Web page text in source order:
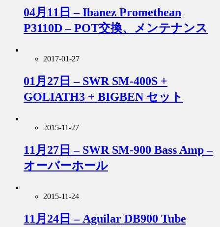
04月11日 – Ibanez Promethean
P3110D – POT交換、メンテナンス
2017-01-27
01月27日 – SWR SM-400S +
GOLIATH3 + BIGBEN セット
2015-11-27
11月27日 – SWR SM-900 Bass Amp –
オーバーホール
2015-11-24
11月24日 – Aguilar DB900 Tube